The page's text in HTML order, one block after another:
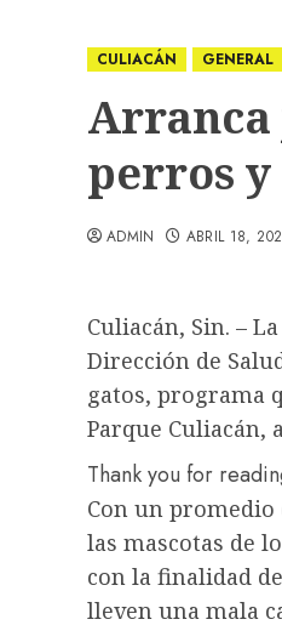
CULIACÁN GENERAL
Arranca
perros y
ADMIN ABRIL 18,
Culiacán, Sin. –
Dirección de
gatos, programa
Parque Culiacán,
Thank you for
Con un promedio
las mascotas de
con la finalidad
lleven una mala